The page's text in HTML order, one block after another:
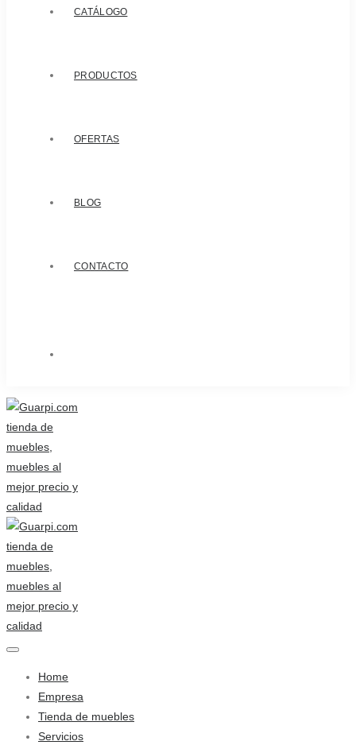
CATÁLOGO
PRODUCTOS
OFERTAS
BLOG
CONTACTO
Home
Empresa
Tienda de muebles
Servicios